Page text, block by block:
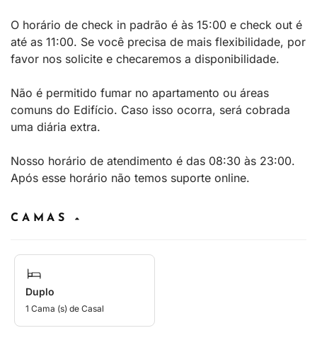
O horário de check in padrão é às 15:00 e check out é
até as 11:00. Se você precisa de mais flexibilidade, por
favor nos solicite e checaremos a disponibilidade.
Não é permitido fumar no apartamento ou áreas
comuns do Edifício. Caso isso ocorra, será cobrada
uma diária extra.
Nosso horário de atendimento é das 08:30 às 23:00.
Após esse horário não temos suporte online.
CAMAS
Duplo
1 Cama (s) de Casal